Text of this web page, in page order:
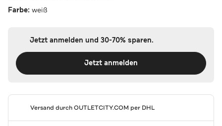
Farbe: weiß
Jetzt anmelden und 30-70% sparen.
Jetzt anmelden
Versand durchOUTLETCITY.COM per DHL